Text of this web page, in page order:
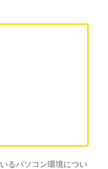
るパソコン環境につい